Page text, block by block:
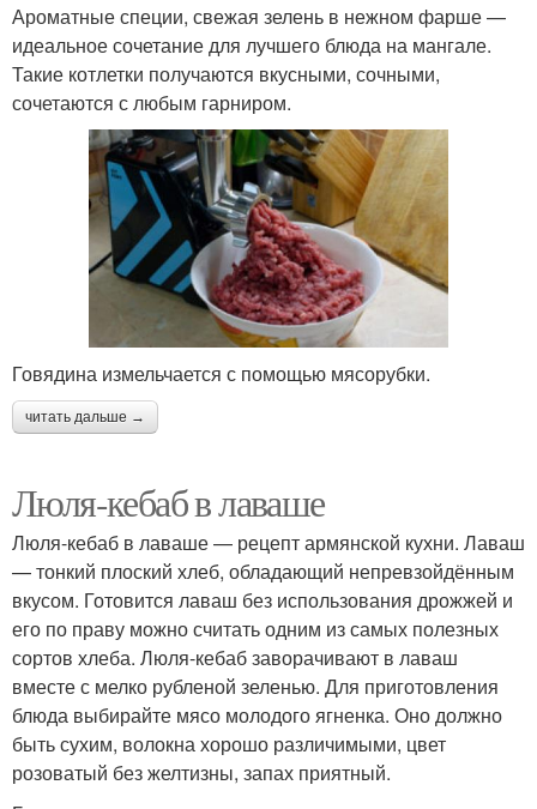
Ароматные специи, свежая зелень в нежном фарше —
идеальное сочетание для лучшего блюда на мангале.
Такие котлетки получаются вкусными, сочными,
сочетаются с любым гарниром.
Говядина измельчается с помощью мясорубки.
читать дальше →
Люля-кебаб в лаваше
Люля-кебаб в лаваше — рецепт армянской кухни. Лаваш
— тонкий плоский хлеб, обладающий непревзойдённым
вкусом. Готовится лаваш без использования дрожжей и
его по праву можно считать одним из самых полезных
сортов хлеба. Люля-кебаб заворачивают в лаваш
вместе с мелко рубленой зеленью. Для приготовления
блюда выбирайте мясо молодого ягненка. Оно должно
быть сухим, волокна хорошо различимыми, цвет
розоватый без желтизны, запах приятный.